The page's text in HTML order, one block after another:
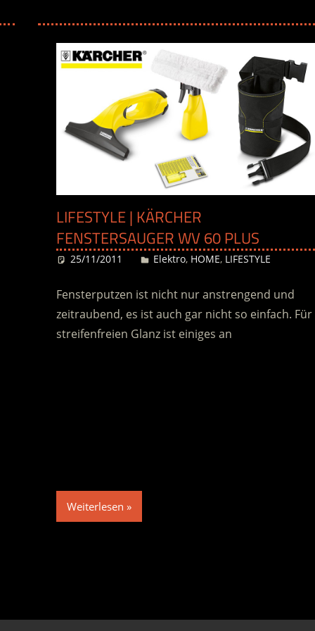
LIFESTYLE | KÄRCHER
FENSTERSAUGER WV 60 PLUS
25/11/2011 Desiree
Elektro, HOME, LIFESTYLE
Fensterputzen ist nicht nur anstrengend und
zeitraubend, es ist auch gar nicht so einfach. Für
streifenfreien Glanz ist einiges an
Weiterlesen